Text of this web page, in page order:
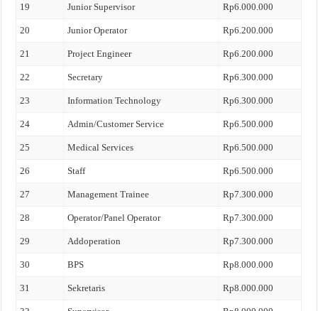
19 Junior Supervisor Rp6.000.000
20 Junior Operator Rp6.200.000
21 Project Engineer Rp6.200.000
22 Secretary Rp6.300.000
23 Information Technology Rp6.300.000
24 Admin/Customer Service Rp6.500.000
25 Medical Services Rp6.500.000
26 Staff Rp6.500.000
27 Management Trainee Rp7.300.000
28 Operator/Panel Operator Rp7.300.000
29 Addoperation Rp7.300.000
30 BPS Rp8.000.000
31 Sekretaris Rp8.000.000